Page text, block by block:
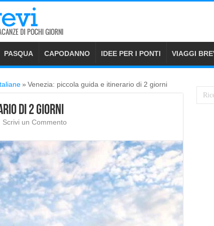
PASQUA CAPODANNO IDEE PER I PONTI VIAGGI
» Venezia: piccola guida e itinerario di 2 giorni
di 2 giorni
Scrivi un Commento